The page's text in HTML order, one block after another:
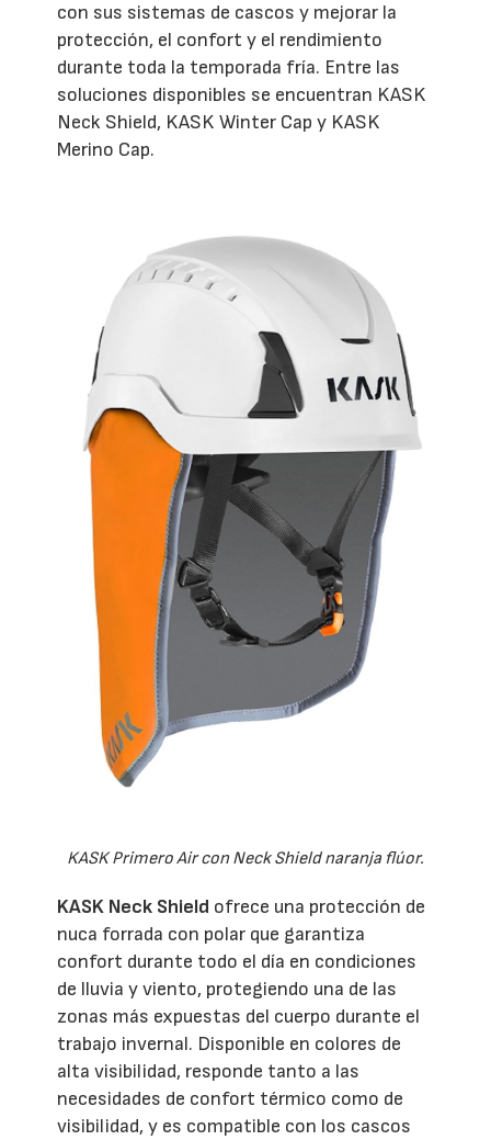
con sus sistemas de cascos y mejorar la
protección, el confort y el rendimiento
durante toda la temporada fría. Entre las
soluciones disponibles se encuentran KASK
Neck Shield, KASK Winter Cap y KASK
Merino Cap.
KASK Primero Air con Neck Shield naranja flúor.
KASK Neck Shield ofrece una protección de
nuca forrada con polar que garantiza
confort durante todo el día en condiciones
de lluvia y viento, protegiendo una de las
zonas más expuestas del cuerpo durante el
trabajo invernal. Disponible en colores de
alta visibilidad, responde tanto a las
necesidades de confort térmico como de
visibilidad, y es compatible con los cascos